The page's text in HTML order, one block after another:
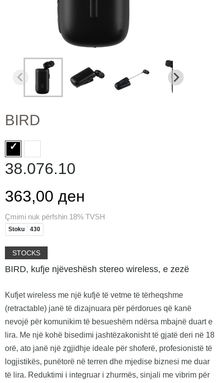
BIRD
38.076.10
363,00 ден
Çmimi nuk përfshin 18% TVSH
Stoku 430
STOCKS
BIRD, kufje njëveshësh stereo wireless, e zezë
Kufjet wireless me një kufjë të vetme të tërheqshme
(retractable) janë të dizajnuara për përdorues që kanë
nevojë për komunikim të besueshëm ndërsa mbajnë duart e
lira. Me një kohë bisedimi jashtëzakonisht të gjatë deri në 18
orë, ato janë një zgjidhje ideale për shoferë, profesionistë të
logjistikës, punëtorë në terren dhe mjedise biznesi me duar
të lira. Reduktimi i integruar i zhurmës, sinjali me vibrim për